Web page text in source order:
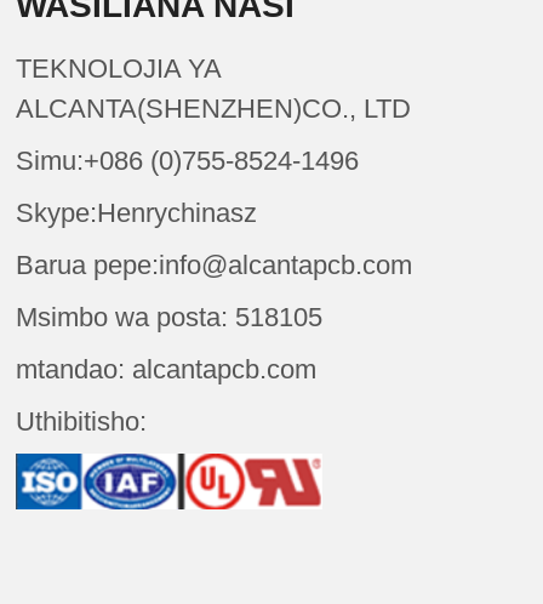
TEKNOLOJIA YA
ALCANTA(SHENZHEN)CO., LTD
Simu:+086 (0)755-8524-1496
Skype:Henrychinasz
Barua pepe:info@alcantapcb.com
Msimbo wa posta: 518105
mtandao: alcantapcb.com
Uthibitisho: